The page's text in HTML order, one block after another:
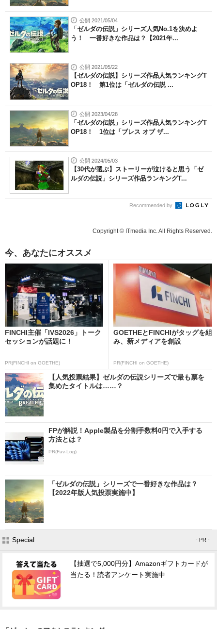
公開 2021/05/04
「ゼルダの伝説」シリーズ人気No.1を決めよ
う！ 一番好きな作品は？【2021年...
公開 2021/05/22
【ゼルダの伝説】シリーズ作品人気ランキングT
OP18！ 第1位は「ゼルダの伝説 ...
公開 2023/04/28
「ゼルダの伝説」シリーズ作品人気ランキングT
OP18！ 1位は「ブレス オブ ザ...
公開 2024/05/03
【30代が選ぶ】ストーリーが泣けると思う「ゼ
ルダの伝説」シリーズ作品ランキングT...
Recommended by
Copyright © ITmedia Inc. All Rights Reserved.
今、あなたにオススメ
FINCHI主催「IVS2026」トーク
セッションが話題に！
PR(FINCHI on GOETHE)
GOETHEとFINCHIがタッグを組
み、新メディアを創設
PR(FINCHI on GOETHE)
【人気投票結果】ゼルダの伝説シリーズで最も票を
集めたタイトルは……？
FPが解説！Apple製品を分割手数料0円で入手する
方法とは？
PR(Fav-Log)
「ゼルダの伝説」シリーズで一番好きな作品は？
【2022年版人気投票実施中】
Special - PR -
【抽選で5,000円分】Amazonギフトカードが
当たる！読者アンケート実施中